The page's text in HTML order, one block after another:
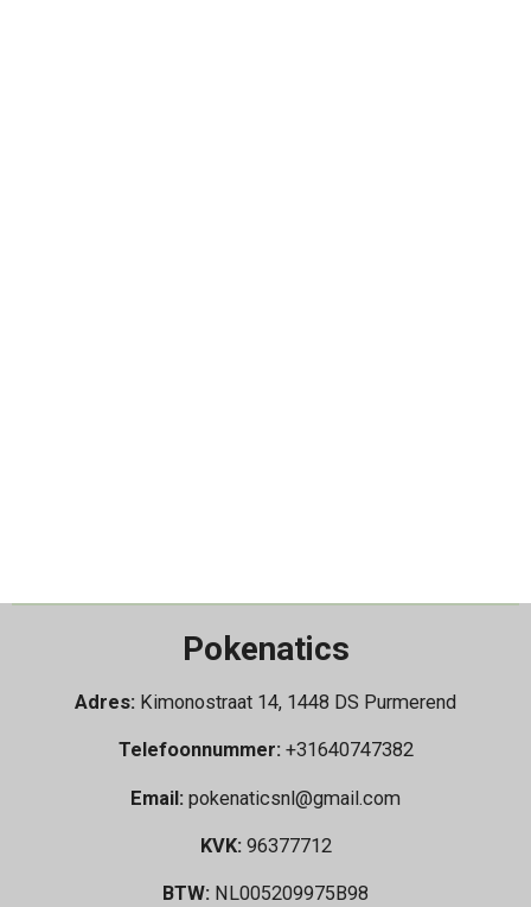
Pokenatics
Adres: Kimonostraat 14, 1448 DS Purmerend
Telefoonnummer:+31640747382
Email: pokenaticsnl@gmail.com
KVK:96377712
BTW: NL005209975B98